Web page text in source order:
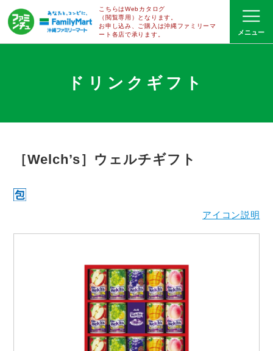
こちらはWebカタログ
（閲覧専用）となります。
お申し込み、ご購入は沖縄ファミリーマ
ート 各店で承ります。
ドリンクギフト
［Welch’s］ウェルチギフト
アイコン説明